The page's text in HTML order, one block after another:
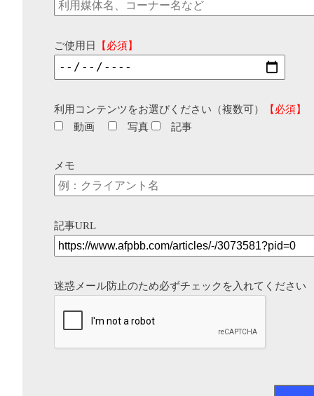
ご使用日 【必須】
利用コンテンツをお選びください（複数可）
【必須】
動画
写真 記事
メモ
記事URL
迷惑メール防止のため必ずチェックを入れてください